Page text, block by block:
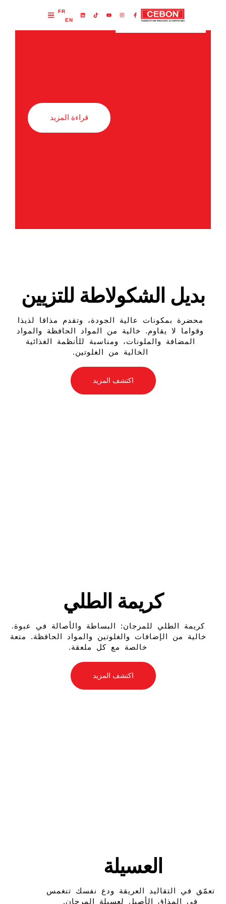
FR
EN
قراءة المزيد
بديل الشكولاطة للتزيين​
محضرة بمكونات عالية الجودة، وتقدم مذاقا لذيذا
وقواما لا يقاوم. خالية من المواد الحافظة والمواد
المضافة والملونات، ومناسبة للأنظمة الغذائية
الخالية من الغلوتين.
اكتشف المزيد
كريمة الطلي​
كريمة الطلي للمرجان: البساطة والأصالة في عبوة.
خالية من الإضافات والغلوتين والمواد الحافظة. متعة
خالصة مع كل ملعقة.
اكتشف المزيد
العسيلة
تعمّق في التقاليد العريقة ودع نفسك تنغمس
في المذاق الأصيل لعسيلة المرجان.